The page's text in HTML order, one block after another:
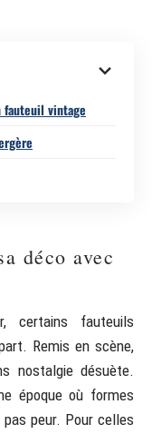
fauteuil vintage
déco avec
certains fauteuils
Remis en scène,
nostalgie désuète.
époque où formes
peur. Pour celles